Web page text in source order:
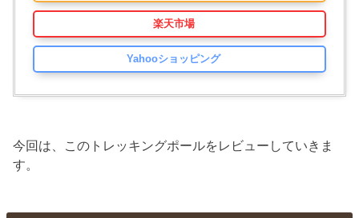
楽天市場
Yahooショッピング
今回は、このトレッキングポールをレビューしていきま
す。